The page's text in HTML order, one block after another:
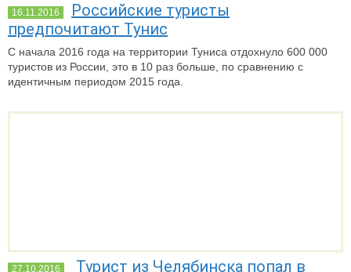
16.11.2016
Российские туристы
предпочитают Тунис
С начала 2016 года на территории Туниса отдохнуло 600 000
туристов из России, это в 10 раз больше, по сравнению с
идентичным периодом 2015 года.
27.10.2016
Турист из Челябинска попал в